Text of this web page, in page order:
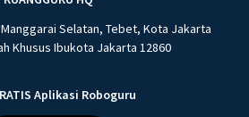
Manggarai Selatan, Tebet, Kota Jakarta
Khusus Ibukota Jakarta 12860
Aplikasi Roboguru